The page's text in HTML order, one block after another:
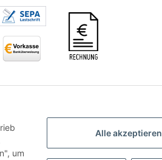
um
Alle akzeptieren